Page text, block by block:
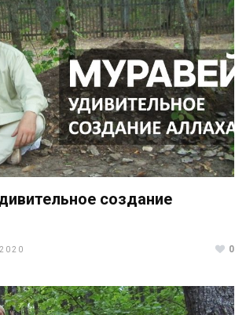
создание
0